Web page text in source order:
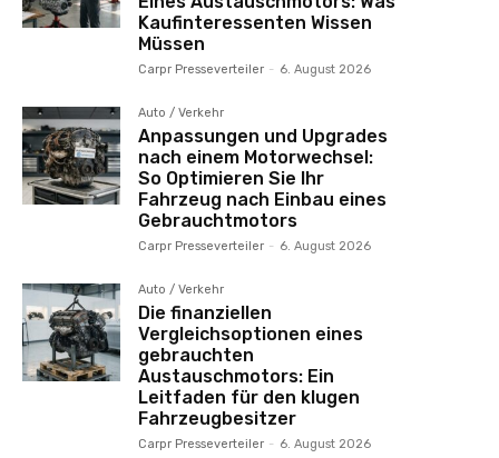
Kaufinteressenten Wissen
Müssen
Carpr Presseverteiler - 6. August 2026
Auto / Verkehr
Anpassungen und Upgrades
nach einem Motorwechsel:
So Optimieren Sie Ihr
Fahrzeug nach Einbau eines
Gebrauchtmotors
Carpr Presseverteiler - 6. August 2026
Auto / Verkehr
Die finanziellen
Vergleichsoptionen eines
gebrauchten
Austauschmotors: Ein
Leitfaden für den klugen
Fahrzeugbesitzer
Carpr Presseverteiler - 6. August 2026